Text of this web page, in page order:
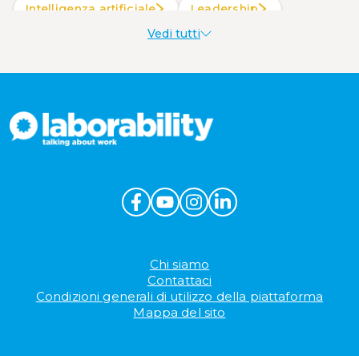
intelligenza artificiale
Leadership
Produttività al lavoroVedi tutti
Chi siamo
Contattaci
Condizioni generali di utilizzo della piattaforma
Mappa del sito